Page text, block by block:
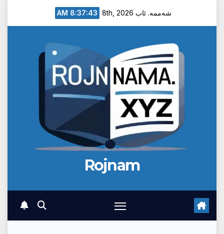
شەممە. ئاب 8th, 2026 8:37:44 AM
Rojnam